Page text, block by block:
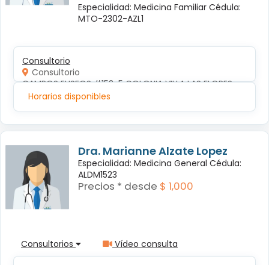
Especialidad: Medicina Familiar Cédula:
MTO-2302-AZL1
Consultorio
Consultorio
CAMPOS ELISEOS #152-5 COLONIA VILLA LAS FLORES
Horarios disponibles
Dra. Marianne Alzate Lopez
Especialidad: Medicina General Cédula:
ALDM1523
Precios * desde $ 1,000
Consultorios Vídeo consulta